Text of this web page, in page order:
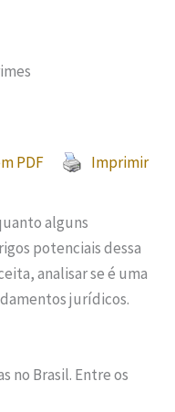
PDF
Imprimir
alguns
potenciais dessa
analisar se é uma
jurídicos.
no Brasil. Entre os